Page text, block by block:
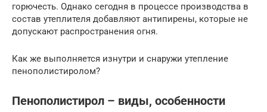
горючесть. Однако сегодня в процессе производства в
состав утеплителя добавляют антипирены, которые не
допускают распространения огня.
Как же выполняется изнутри и снаружи утепление
пенополистиролом?
Пенополистирол – виды, особенности